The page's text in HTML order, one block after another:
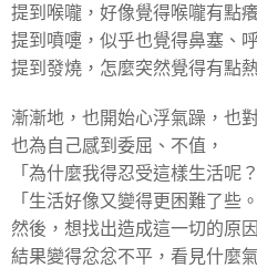
提到喉嚨，好像覺得喉嚨有點
提到噴嚏，似乎也覺得鼻塞、
提到發燒，怎麼突然覺得有點
漸漸地，也開始心浮氣躁，也
也為自己感到委屈、不值，
「為什麼我得忍受這樣生活呢？
「生活好像又變得更困難了些。
然後，想找出造成這一切的原
結果變得忿忿不平，看見什麼